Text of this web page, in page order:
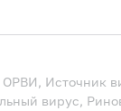
ОРВИ, Источник
вирус,